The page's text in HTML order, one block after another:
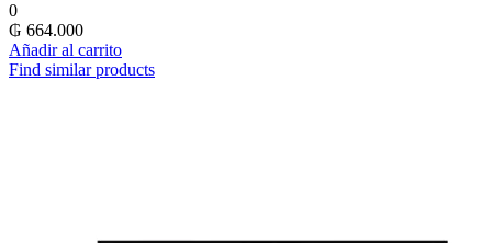
0
₲ 664.000
Añadir al carrito
Find similar products